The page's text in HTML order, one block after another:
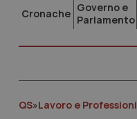
Cronache Governo e
Parlamento
QS»Lavoro e Professioni